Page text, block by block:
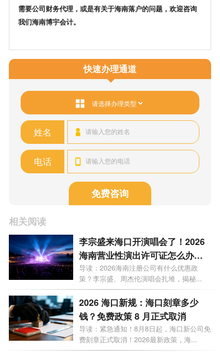
需要公司财务代理，或是有关于海南落户的问题，欢迎咨询
我们海南博宇会计。
快速办理通道
姓名
电话
免费咨询
相关阅读
李宗盛来海口开演唱会了！2026
海南营业性演出许可证怎么办
理？一文看懂海南演艺补贴申报
合规全流程
导读：2026海南注册公司有什么优惠政
策？李宗盛、周杰伦演唱会扎堆，揭秘...
2026 海口新规：海口刻章多少
钱？免费政策 8 月正式取消
导读：紧急通知！8月8日起，海口新公司免
费刻章正式取消！2026最新政策，海...